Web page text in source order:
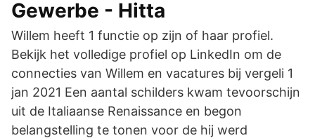
Gewerbe - Hitta
Willem heeft 1 functie op zijn of haar profiel.
Bekijk het volledige profiel op LinkedIn om de
connecties van Willem en vacatures bij vergeli 1
jan 2021 Een aantal schilders kwam tevoorschijn
uit de Italiaanse Renaissance en begon
belangstelling te tonen voor de hij werd